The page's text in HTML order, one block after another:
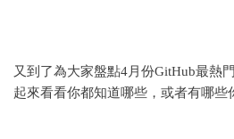
又到了為大家盤點4月份GitHub最熱
起來看看你都知道哪些，或者有哪些